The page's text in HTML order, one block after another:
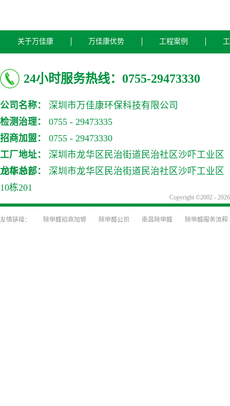
关于万佳康 万佳康优势 工程案例
24小时服务热线：0755-29473330
公司名称：
深圳市万佳康环保科技有限公司
检测治理：
0755 - 29473335
招商加盟：
0755 - 29473330
工厂地址：
深圳市龙华区民治街道民治社区沙吓工业区
10栋201
龙华总部：
深圳市龙华区民治街道民治社区沙吓工业区
10栋201
Copyright ©2002 -
除甲醛招商加盟 除甲醛公司 南昌除甲醛 除甲醛服务流程